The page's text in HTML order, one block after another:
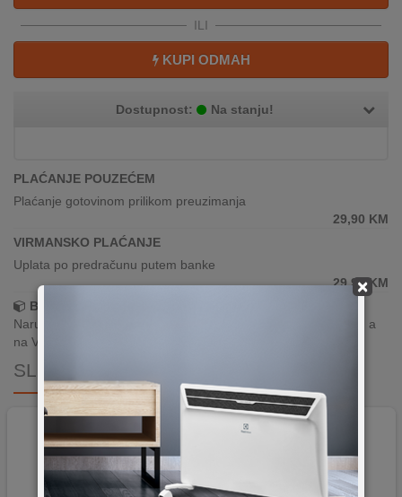
OZNAKE
ENERGETSKE
UČINKOVITOSTI
×
ILI
KUPI ODMAH
Dostupnost: Na stanju!
PLAĆANJE POUZEĆEM
Plaćanje gotovinom prilikom preuzimanja
29,90 KM
VIRMANSKO PLAĆANJE
Uplata po predračunu putem banke
29,90KM
Brza dostava!
Narudžbe zaprimljene radnim danima do 13h šaljemo isti dan, a
na Vašoj adresi paket je već za 24–48h.
SLIČNI PROIZVODI